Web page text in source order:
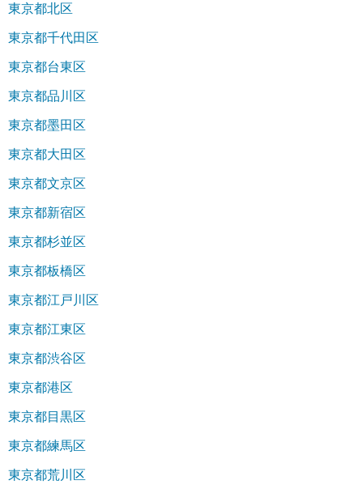
東京都北区
東京都千代田区
東京都台東区
東京都品川区
東京都墨田区
東京都大田区
東京都文京区
東京都新宿区
東京都杉並区
東京都板橋区
東京都江戸川区
東京都江東区
東京都渋谷区
東京都港区
東京都目黒区
東京都練馬区
東京都荒川区